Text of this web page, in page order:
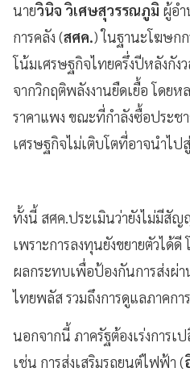
นายวินิจ วิเศษสุวรรณภูมิ ผู้อำ
การคลัง (สศค.) ในฐานะโฆษกก
โน้มเศรษฐกิจไทยครึ่งปีหลังกัง
จากวิกฤติพลังงานยืดเยื้อ โดย
ราคาแพง ขณะที่กำลังซื้อประช
เศรษฐกิจไม่เติบโตที่อาจนำไป
ทั้งนี้ สศค.ประเมินว่ายังไม่มีสั
เพราะการลงทุนยังขยายตัวได้ดี
ผลกระทบเพื่อป้องกันการส่งผ่า
ไทยพลัส รวมถึงการดูแลภาคกา
นอกจากนี้ ภาครัฐต้องเร่งการ
เช่น การส่งเสริมรถยนต์ไฟฟ้า (